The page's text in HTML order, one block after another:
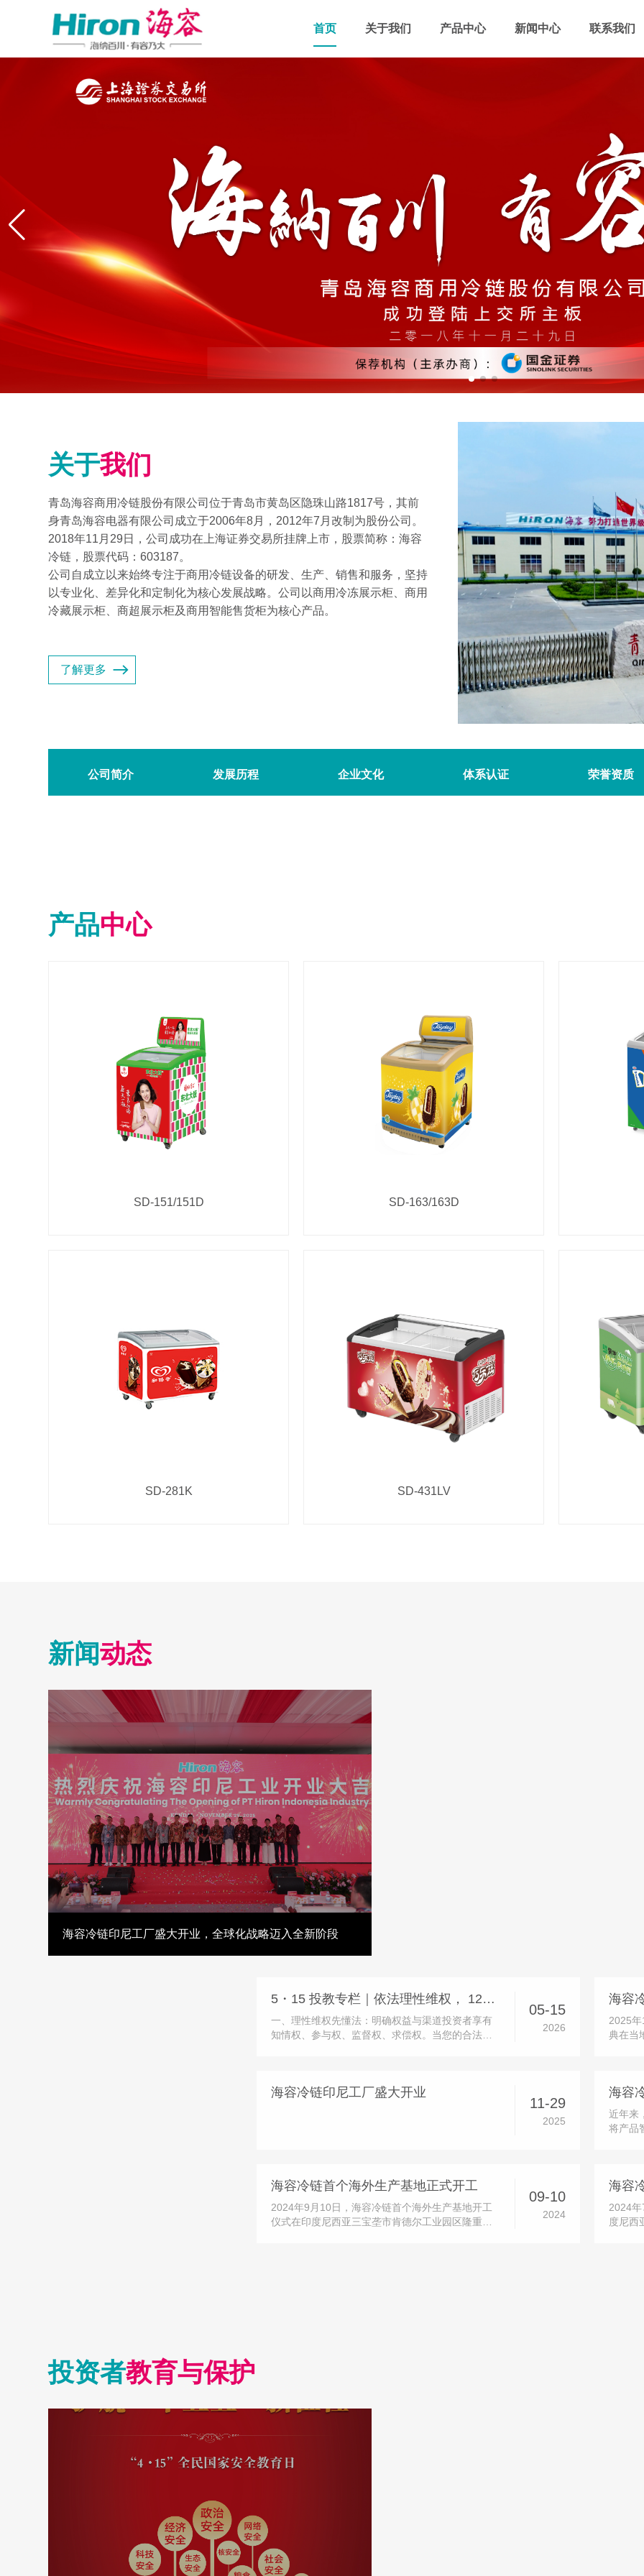
首页 关于我们 产品中心 新闻中心 联系我们
关于我们
青岛海容商用冷链股份有限公司位于青岛市黄岛区隐珠山路1817号，其前
身青岛海容电器有限公司成立于2006年8月，2012年7月改制为股份公司。
2018年11月29日，公司成功在上海证券交易所挂牌上市，股票简称：海容
冷链，股票代码：603187。
公司自成立以来始终专注于商用冷链设备的研发、生产、销售和服务，坚持
以专业化、差异化和定制化为核心发展战略。公司以商用冷冻展示柜、商用
冷藏展示柜、商超展示柜及商用智能售货柜为核心产品。
了解更多
公司简介 发展历程 企业文化 体系认证 荣誉资质
产品中心
SD-151/151D SD-163/163D
SD-281K SD-431LV
新闻动态
海容冷链印尼工厂盛大开业，全球化战略迈入全新阶段
5・15 投教专栏｜依法理性维权， 12386 守护您的合法权益
一、理性维权先懂法：明确权益与渠道投资者享有
知情权、参与权、监督权、求偿权。当您的合法权
咨询、意见建议，是投资者维权的首要官...
2026
05-15
2025
典在当
等多方
海容冷链印尼工厂盛大开业
2025
11-29
近年来
将产品
实现功
海容冷链首个海外生产基地正式开工
2024年9月10日，海容冷链首个海外生产基地开工
仪式在印度尼西亚三宝垄市肯德尔工业园区隆重举
2024
09-10
2024
度尼西
投资者教育与保护